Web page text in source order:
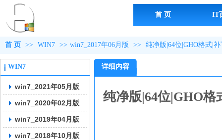
首 页 IT
首 页 >> WIN7 >> win7_2017年06月版 >> 纯净版|64位|GHO格式|
WIN7
win7_2021年05月版
win7_2020年02月版
win7_2019年04月版
win7_2018年10月版
详细内容
纯净版|64位|GHO格